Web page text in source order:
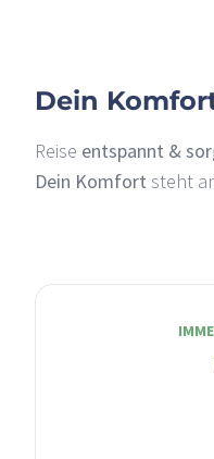
Dein
Reise entspannt &
Dein Komfort steht